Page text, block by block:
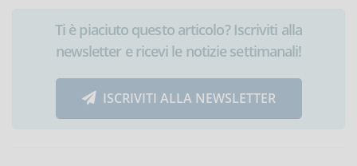
Ti è piaciuto questo articolo? Iscriviti alla
newsletter e ricevi le notizie settimanali!
ISCRIVITI ALLA NEWSLETTER